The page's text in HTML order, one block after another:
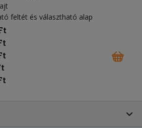
feltét és választható alap